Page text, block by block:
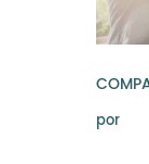
por